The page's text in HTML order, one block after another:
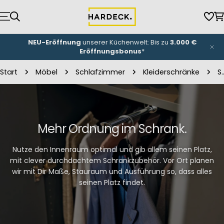
Inhalt
springen
NEU-Eröffnung unserer Küchenwelt: Bis zu 3.000 €
Eröffnungsbonus*
Start Möbel Schlafzimmer Kleiderschränke
Mehr Ordnung im Schrank.
Nutze den Innenraum optimal und gib allem seinen Platz,
mit clever durchdachtem Schrankzubehör. Vor Ort planen
wir mit Dir Maße, Stauraum und Ausführung so, dass alles
seinen Platz findet.